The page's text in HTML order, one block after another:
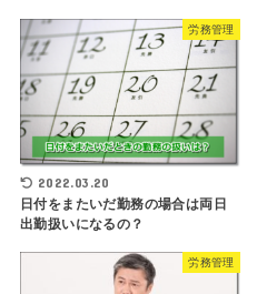
労務管理
2022.03.20
日付をまたいだ勤務の場合は両日
出勤扱いになるの？
労務管理